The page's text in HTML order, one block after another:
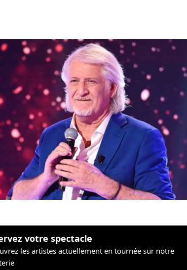
votre spectacle
les artistes actuellement en tournée sur notre